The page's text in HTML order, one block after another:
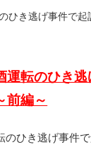
のひき逃げ事件で
運転のひき
前編～
のひき逃げ事件